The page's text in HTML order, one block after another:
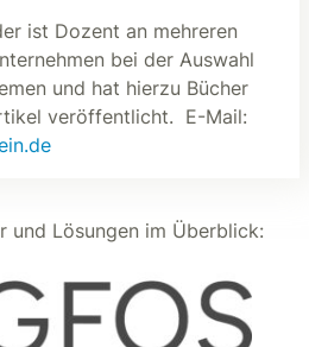
ist Dozent an mehreren
bei der Auswahl
und hat hierzu Bücher
veröffentlicht. E-Mail:
und Lösungen im Überblick: